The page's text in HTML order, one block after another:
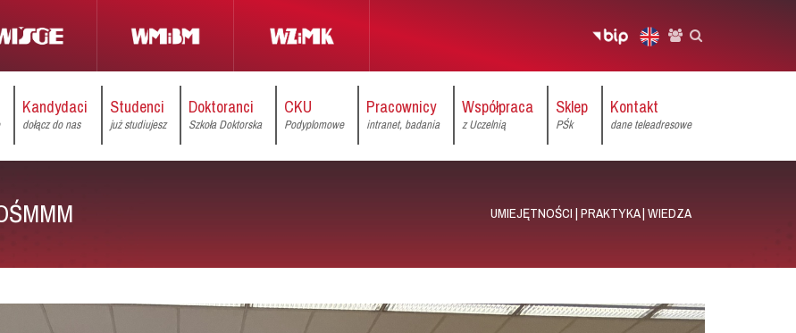
Kandydaci
dołącz do nas
Studenci
już studiujesz
Doktoranci
Szkoła Doktorska
CKU
Podyplomowe
Pracownicy
intranet, badania
Współpraca
z Uczelnią
Sklep
PŚk
Kontakt
dane teleadresowe
UMIEJĘTNOŚCI | PRAKTYKA | WIEDZA